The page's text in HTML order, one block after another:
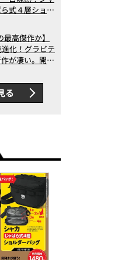
式４層ショル
最高傑作か】
化！グラビテ
が凄い。開発
の衝撃
る